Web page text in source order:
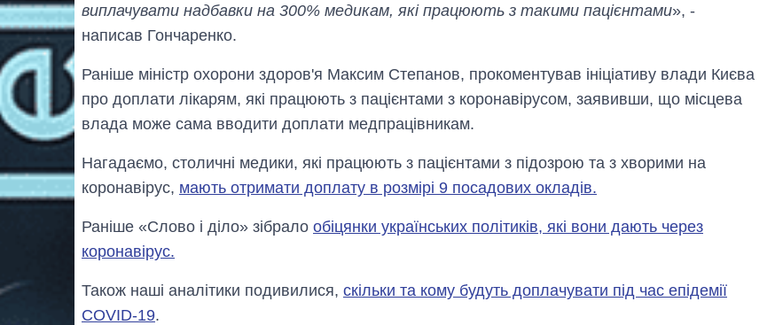
виплачувати надбавки на 300% медикам, які працюють з такими пацієнтами», -
написав Гончаренко.
Раніше міністр охорони здоров'я Максим Степанов, прокоментував ініціативу влади Києва
про доплати лікарям, які працюють з пацієнтами з коронавірусом, заявивши, що місцева
влада може сама вводити доплати медпрацівникам.
Нагадаємо, столичні медики, які працюють з пацієнтами з підозрою та з хворими на
коронавірус, мають отримати доплату в розмірі 9 посадових окладів.
Раніше «Слово і діло» зібрало обіцянки українських політиків, які вони дають через
коронавірус.
Також наші аналітики подивилися, скільки та кому будуть доплачувати під час епідемії
COVID-19.
Від 1 місяця – до 5
років: хто і як
довго обіймав